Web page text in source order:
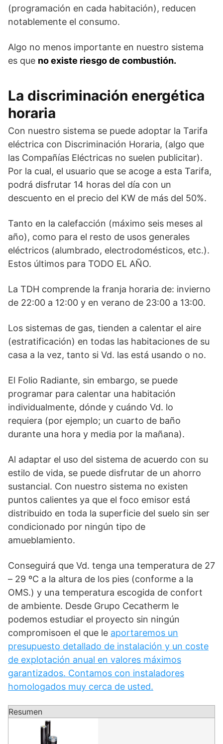
(programación en cada habitación), reducen
notablemente el consumo.
Algo no menos importante en nuestro sistema
es que no existe riesgo de combustión.
La discriminación energética
horaria
Con nuestro sistema se puede adoptar la Tarifa
eléctrica con Discriminación Horaria, (algo que
las Compañías Eléctricas no suelen publicitar).
Por la cual, el usuario que se acoge a esta Tarifa,
podrá disfrutar 14 horas del día con un
descuento en el precio del KW de más del 50%.
Tanto en la calefacción (máximo seis meses al
año), como para el resto de usos generales
eléctricos (alumbrado, electrodomésticos, etc.).
Estos últimos para TODO EL AÑO.
La TDH comprende la franja horaria de: invierno
de 22:00 a 12:00 y en verano de 23:00 a 13:00.
Los sistemas de gas, tienden a calentar el aire
(estratificación) en todas las habitaciones de su
casa a la vez, tanto si Vd. las está usando o no.
El Folio Radiante, sin embargo, se puede
programar para calentar una habitación
individualmente, dónde y cuándo Vd. lo
requiera (por ejemplo; un cuarto de baño
durante una hora y media por la mañana).
Al adaptar el uso del sistema de acuerdo con su
estilo de vida, se puede disfrutar de un ahorro
sustancial. Con nuestro sistema no existen
puntos calientes ya que el foco emisor está
distribuido en toda la superficie del suelo sin ser
condicionado por ningún tipo de
amueblamiento.
Conseguirá que Vd. tenga una temperatura de 27
– 29 ºC a la altura de los pies (conforme a la
OMS.) y una temperatura escogida de confort
de ambiente. Desde Grupo Cecatherm le
podemos estudiar el proyecto sin ningún
compromisoen el que le aportaremos un
presupuesto detallado de instalación y un coste
de explotación anual en valores máximos
garantizados. Contamos con instaladores
homologados muy cerca de usted.
Resumen